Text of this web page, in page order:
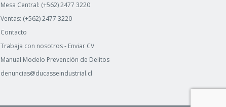
Mesa Central: (+562) 2477 3220
Ventas: (+562) 2477 3220
Contacto
Trabaja con nosotros - Enviar CV
Manual Modelo Prevención de Delitos
denuncias@ducasseindustrial.cl